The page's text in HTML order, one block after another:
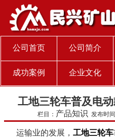
公司首页 公司简介
成功案例 企业文化
工地三轮车普及电
栏目： 产品知识 发布时
运输业的发展， 工地三轮车